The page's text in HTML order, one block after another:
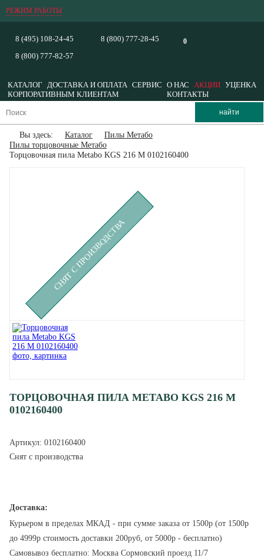
РЕЖИМ РАБОТЫ
0
8 (495) 108-24-45
8 (800) 777-82-57
8 (800) 777-28-45
КАТАЛОГ ДОСТАВКА И ОПЛАТА СЕРВИС О НАС АКЦИИ УЦЕНКА
КОРПОРАТИВНЫМ КЛИЕНТАМ
КОНТАКТЫ
Вы здесь: Каталог
Пилы Метабо
Пилы торцовочные Метабо
Торцовочная пила Metabo KGS 216 M 0102160400
СНЯТ С ПРОИЗВОДСТВА
ТОРЦОВОЧНАЯ ПИЛА METABO KGS 216 M
0102160400
Артикул: 0102160400
Снят с производства
Доставка:
Курьером в пределах МКАД - при сумме заказа от 1500р (от 1500р
до 4999р стоимость доставки 200руб, от 5000р - бесплатно)
Самовывоз бесплатно: Москва Сормовский проезд 11/7